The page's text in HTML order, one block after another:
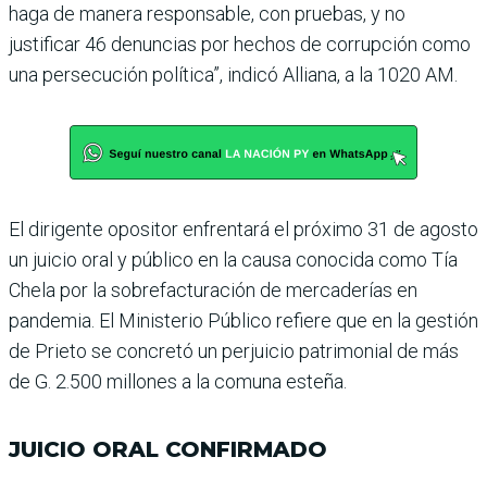
haga de manera responsable, con pruebas, y no
justificar 46 denuncias por hechos de corrupción como
una persecución política”, indicó Alliana, a la 1020 AM.
El dirigente opositor enfren­tará el próximo 31 de agosto
un juicio oral y público en la causa conocida como Tía
Chela por la sobrefacturación de mercaderías en
pandemia. El Ministerio Público refiere que en la gestión
de Prieto se concretó un perjuicio patri­monial de más
de G. 2.500 millones a la comuna esteña.
JUICIO ORAL CONFIRMADO